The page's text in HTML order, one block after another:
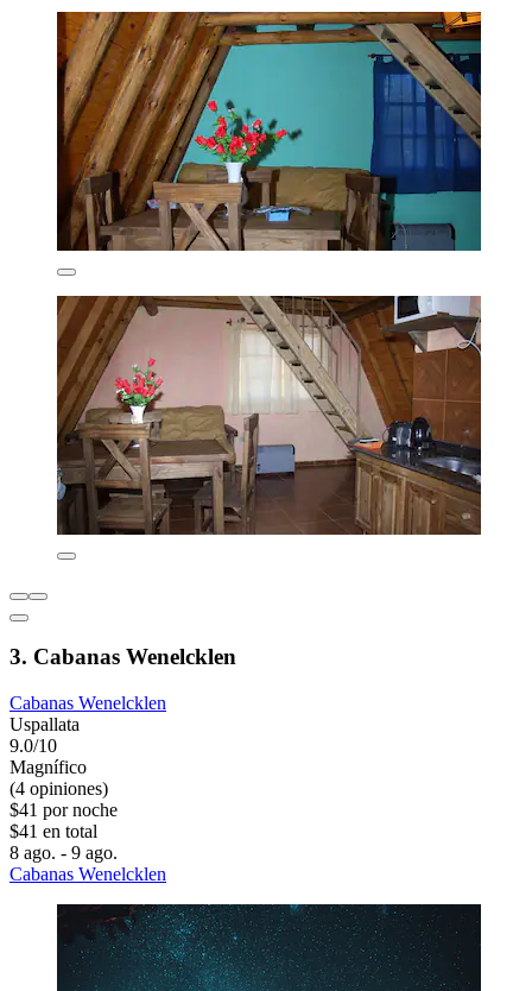
3. Cabanas Wenelcklen
Cabanas Wenelcklen
Uspallata
9.0/10
Magnífico
(4 opiniones)
$41 por noche
$41 en total
8 ago. - 9 ago.
Cabanas Wenelcklen